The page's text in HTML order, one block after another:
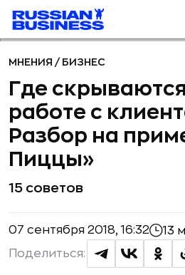
МНЕНИЯ / БИЗНЕС
Где
работе с
Разбор на
Пиццы»
15 советов
07 сентября 2018, 16:32 13
Поделиться: